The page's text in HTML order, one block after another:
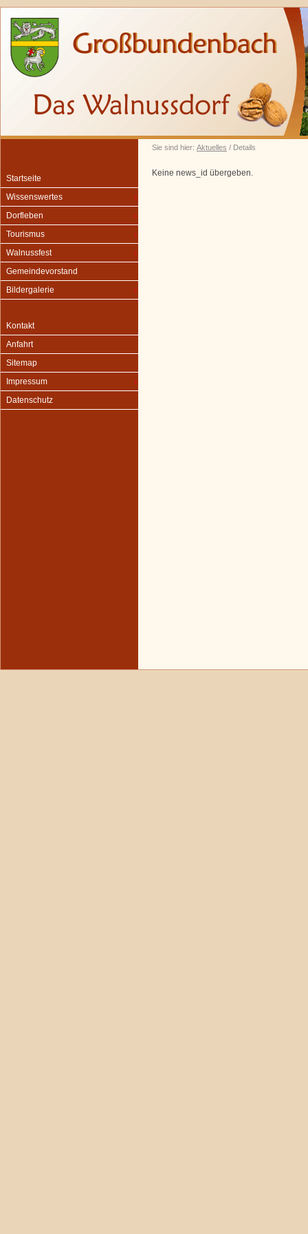
Sie sind hier: Aktuelles / Details
Startseite
Wissenswertes
Dorfleben
Tourismus
Walnussfest
Gemeindevorstand
Bildergalerie
Kontakt
Anfahrt
Sitemap
Impressum
Datenschutz
Keine news_id übergeben.